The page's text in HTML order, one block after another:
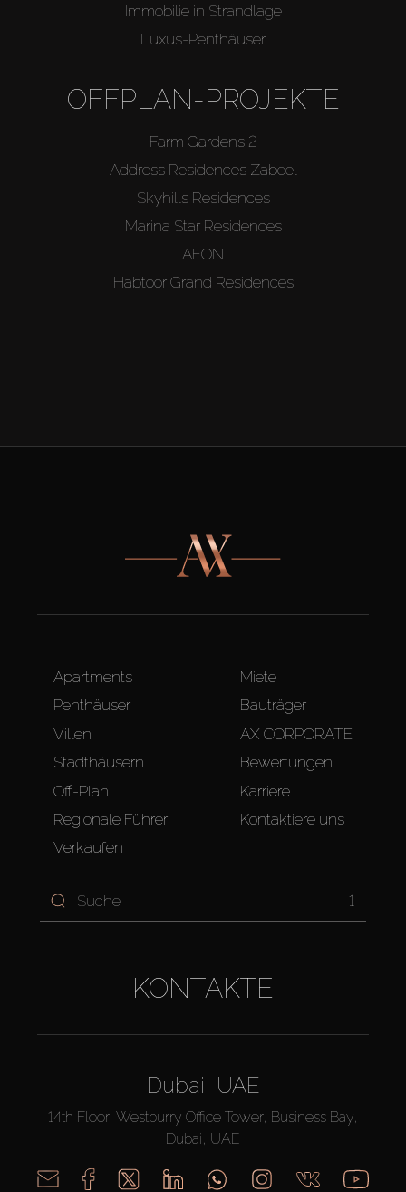
Immobilie in Strandlage
Luxus-Penthäuser
OFFPLAN-PROJEKTE
Farm Gardens 2
Address Residences Zabeel
Skyhills Residences
Marina Star Residences
AEON
Habtoor Grand Residences
Apartments
Penthäuser
Villen
Stadthäusern
Off-Plan
Regionale Führer
Verkaufen
Miete
Bauträger
AX CORPORATE
Bewertungen
Karriere
Kontaktiere uns
1
KONTAKTE
Dubai, UAE
14th Floor, Westburry Office Tower, Business Bay,
Dubai, UAE